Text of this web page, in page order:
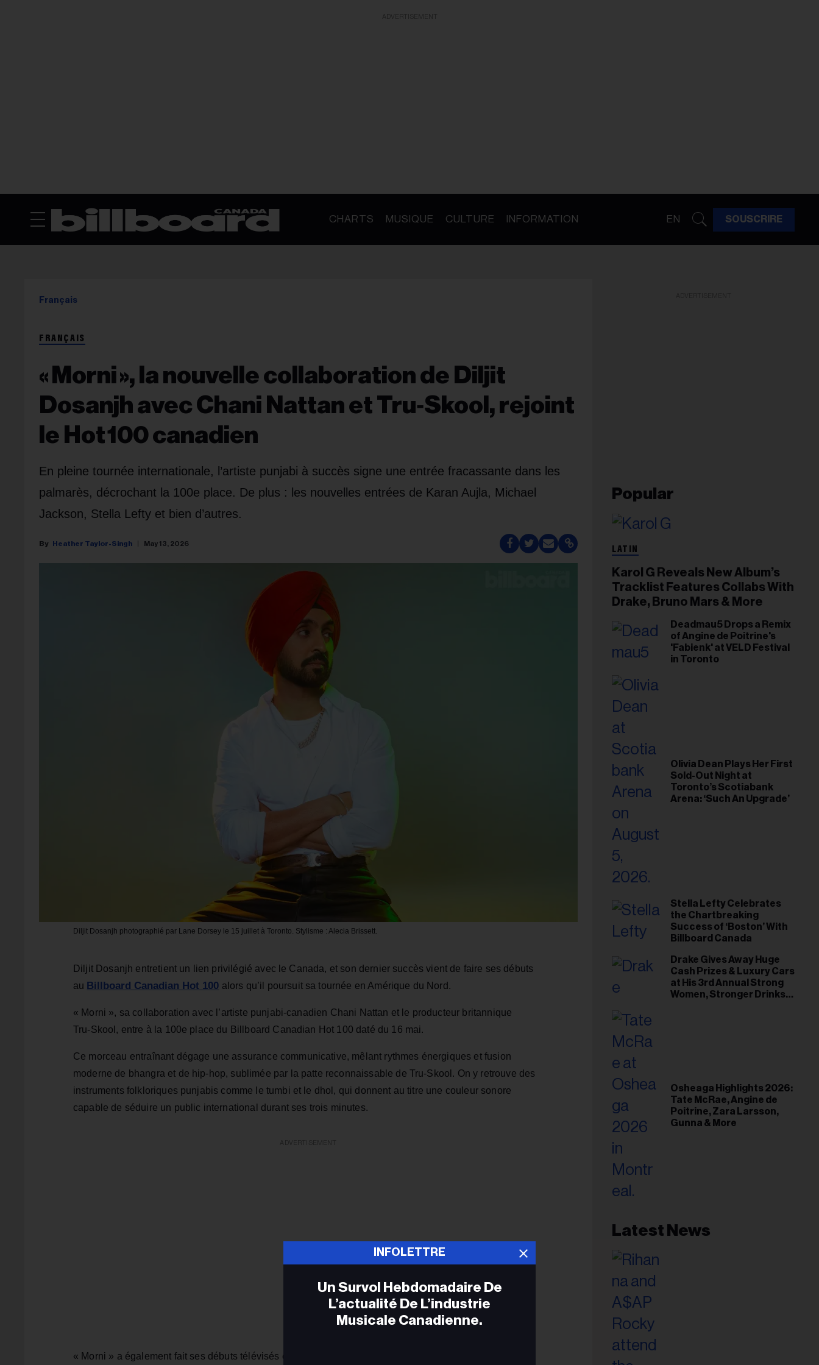
CHARTS MUSIQUE CULTURE INFORMATION EN SOUSCRIRE
Français
FRANÇAIS
« Morni », la nouvelle collaboration de Diljit
Dosanjh avec Chani Nattan et Tru‑Skool, rejoint
le Hot 100 canadien
En pleine tournée internationale, l’artiste punjabi à succès signe une entrée fracassante dans les
palmarès, décrochant la 100e place. De plus : les nouvelles entrées de Karan Aujla, Michael
Jackson, Stella Lefty et bien d’autres.
Heather Taylor-Singh May 13, 2026
Diljit Dosanjh photographié par Lane Dorsey le 15 juillet à Toronto. Stylisme : Alecia Brissett.
Diljit Dosanjh entretient un lien privilégié avec le Canada, et son dernier succès vient de faire ses débuts
au Billboard Canadian Hot 100 alors qu’il poursuit sa tournée en Amérique du Nord.
« Morni », sa collaboration avec l’artiste punjabi‑canadien Chani Nattan et le producteur britannique
Tru‑Skool, entre à la 100e place du Billboard Canadian Hot 100 daté du 16 mai.
Ce morceau entraînant dégage une assurance communicative, mêlant rythmes énergiques et fusion
moderne de bhangra et de hip‑hop, sublimée par la patte reconnaissable de Tru‑Skool. On y retrouve des
instruments folkloriques punjabis comme le tumbi et le dhol, qui donnent au titre une couleur sonore
capable de séduire un public international durant ses trois minutes.
« Morni » a également fait ses débuts télévisés en avril, lorsque Dosanjh l’a interprété dans The Tonight
Popular
LATIN
Karol G Reveals New Album’s
Tracklist Features Collabs With
Drake, Bruno Mars & More
Deadmau5 Drops a Remix
of Angine de Poitrine's
'Fabienk' at VELD Festival
in Toronto
Olivia Dean Plays Her First
Sold-Out Night at
Toronto’s Scotiabank
Arena: ‘Such An Upgrade’
Stella Lefty Celebrates
the Chartbreaking
Success of ‘Boston’ With
Billboard Canada
Drake Gives Away Huge
Cash Prizes & Luxury Cars
at His 3rd Annual Strong
Women, Stronger Drinks
Osheaga Highlights 2026:
Tate McRae, Angine de
Poitrine, Zara Larsson,
Gunna & More
Latest News
INFOLETTRE
Un Survol Hebdomadaire De
L’actualité De L’industrie
Musicale Canadienne.